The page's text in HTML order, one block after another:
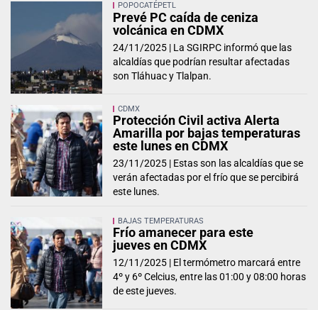
POPOCATÉPETL
Prevé PC caída de ceniza
volcánica en CDMX
24/11/2025 | La SGIRPC informó que las
alcaldías que podrían resultar afectadas
son Tláhuac y Tlalpan.
CDMX
Protección Civil activa Alerta
Amarilla por bajas temperaturas
este lunes en CDMX
23/11/2025 | Estas son las alcaldías que se
verán afectadas por el frío que se percibirá
este lunes.
BAJAS TEMPERATURAS
Frío amanecer para este
jueves en CDMX
12/11/2025 | El termómetro marcará entre
4º y 6º Celcius, entre las 01:00 y 08:00 horas
de este jueves.